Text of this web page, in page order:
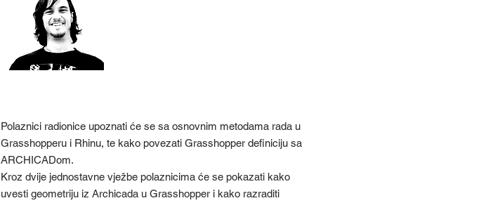
Polaznici radionice upoznati će se sa osnovnim metodama rada u
Grasshopperu i Rhinu, te kako povezati Grasshopper definiciju sa
ARCHICADom.
Kroz dvije jednostavne vježbe polaznicima će se pokazati kako
uvesti geometriju iz Archicada u Grasshopper i kako razraditi